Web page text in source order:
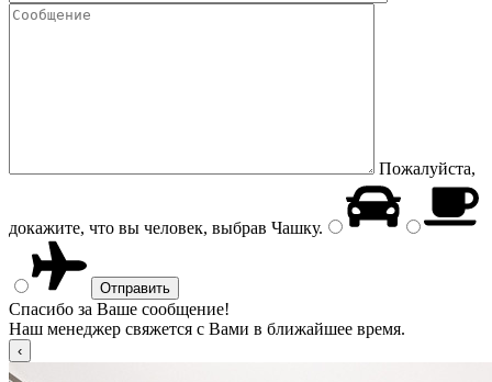
Пожалуйста,
докажите, что вы человек, выбрав Чашку.
Спасибо за Ваше сообщение!
Наш менеджер свяжется с Вами в ближайшее время.